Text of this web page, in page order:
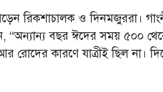
রিকশাচালক ও দিনমজুররা।
বছর ঈদের সময় ৫০০
রোদের কারণে যাত্রীই ছিল না।